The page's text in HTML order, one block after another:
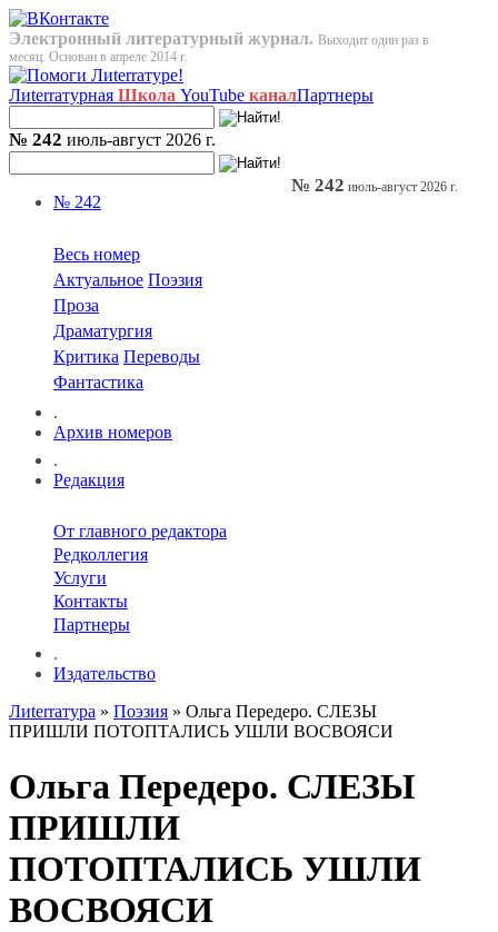
Электронный литературный журнал. Выходит один раз в
месяц. Основан в апреле 2014 г.
Лиterraтурная Школа YouTube каналПартнеры
№ 242 июль-август 2026 г.
№ 242
Весь номер
Актуальное Поэзия
Проза
Драматургия
Критика Переводы
Фантастика
.
Архив номеров
.
Редакция
От главного редактора
Редколлегия
Услуги
Контакты
Партнеры
.
Издательство
№ 242 июль-август 2026 г.
Лиterraтура » Поэзия » Ольга Передеро. СЛЕЗЫ
ПРИШЛИ ПОТОПТАЛИСЬ УШЛИ ВОСВОЯСИ
Ольга Передеро. СЛЕЗЫ
ПРИШЛИ
ПОТОПТАЛИСЬ УШЛИ
ВОСВОЯСИ